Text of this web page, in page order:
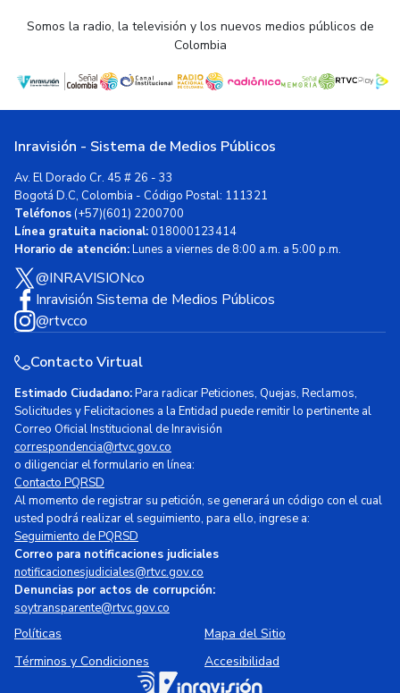
Somos la radio, la televisión y los nuevos medios públicos de
Colombia
Inravisión - Sistema de Medios Públicos
Av. El Dorado Cr. 45 # 26 - 33
Bogotá D.C, Colombia - Código Postal: 111321
Teléfonos(+57)(601) 2200700
Línea gratuita nacional:018000123414
Horario de atención:Lunes a viernes de 8:00 a.m. a 5:00 p.m.
@INRAVISIONco
Inravisión Sistema de Medios Públicos
@rtvcco
Contacto Virtual
Estimado Ciudadano:Para radicar Peticiones, Quejas, Reclamos,
Solicitudes y Felicitaciones a la Entidad puede remitir lo pertinente al
Correo Oficial Institucional de Inravisión
correspondencia@rtvc.gov.co
o diligenciar el formulario en línea:
Contacto PQRSD
Al momento de registrar su petición, se generará un código con el cual
usted podrá realizar el seguimiento, para ello, ingrese a:
Seguimiento de PQRSD
Correo para notificaciones judiciales
notificacionesjudiciales@rtvc.gov.co
Denuncias por actos de corrupción:
soytransparente@rtvc.gov.co
Políticas
Mapa del Sitio
Términos y Condiciones
Accesibilidad